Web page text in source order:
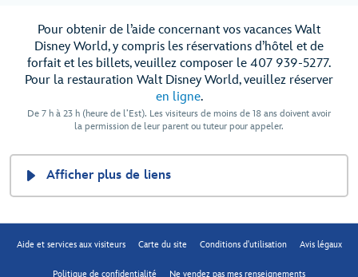
Pour obtenir de l’aide concernant vos vacances Walt
Disney World, y compris les réservations d’hôtel et de
forfait et les billets, veuillez composer le 407 939-5277.
Pour la restauration Walt Disney World, veuillez réserver
en ligne.
De 7 h à 23 h (heure de l’Est). Les visiteurs de moins de 18 ans doivent avoir
la permission de leur parent ou tuteur pour appeler.
Afficher plus de liens
Aide et services aux visiteurs Carte du site Conditions d'utilisation Avis légaux
Politique de confidentialité Ne vendez pas mes renseignements